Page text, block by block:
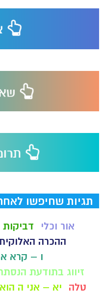
תגיות שחיפשו
אור וכלי
ההכרה
ו – קרא
זיווג בתודעת
טלה
יא – אני ה